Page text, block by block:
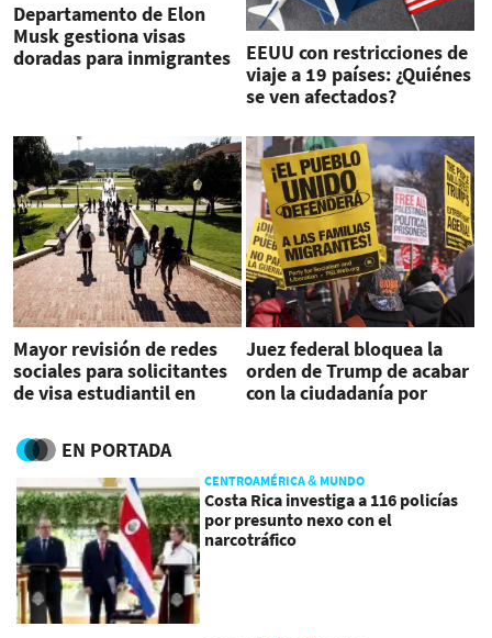
Departamento de Elon
Musk gestiona visas
doradas para inmigrantes
EEUU con restricciones de
viaje a 19 países: ¿Quiénes
se ven afectados?
Mayor revisión de redes
sociales para solicitantes
de visa estudiantil en
Juez federal bloquea la
orden de Trump de acabar
con la ciudadanía por
EN PORTADA
CENTROAMÉRICA & MUNDO
Costa Rica investiga a 116 policías
por presunto nexo con el
narcotráfico